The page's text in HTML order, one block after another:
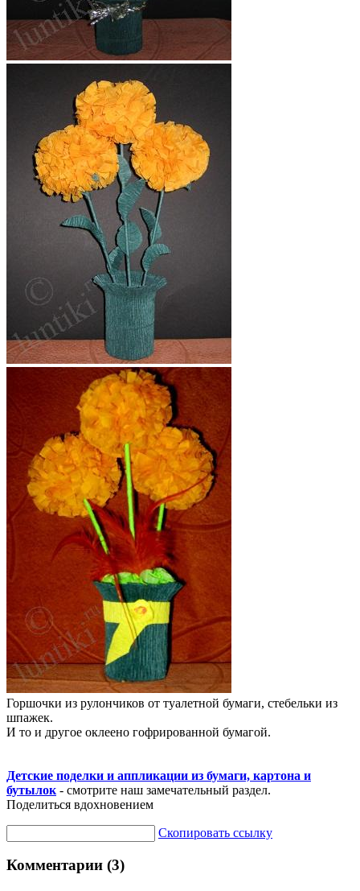
Горшочки из рулончиков от туалетной бумаги, стебельки из
шпажек.
И то и другое оклеено гофрированной бумагой.
Детские поделки и аппликации из бумаги, картона и
бутылок - смотрите наш замечательный раздел.
Поделиться вдохновением
Скопировать ссылку
Комментарии (3)